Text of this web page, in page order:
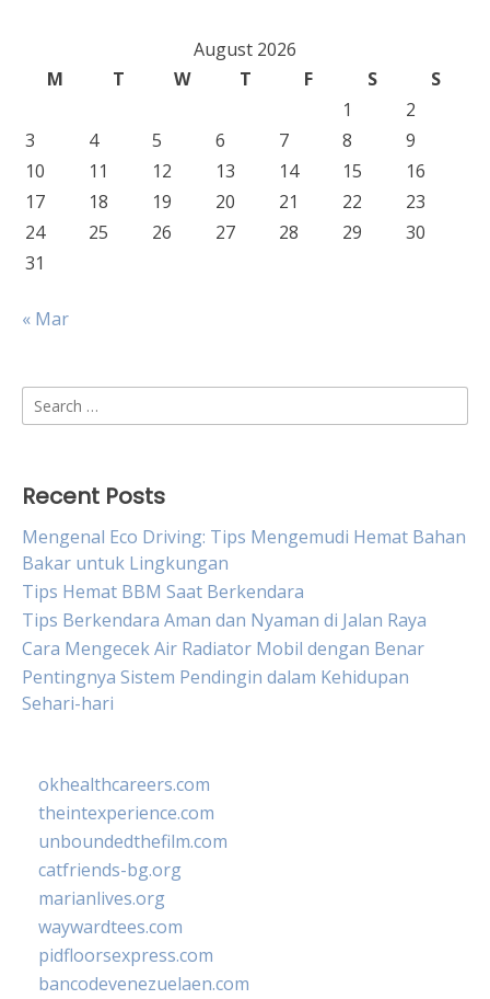
August 2026
M
T W T F S
S
1
2
3
4 5 6 7 8
9
10
11 12 13 14 15
16
17
18 19 20 21 22
23
24
25 26 27 28 29
30
31
« Mar
Search
for:
Recent Posts
Mengenal Eco Driving: Tips Mengemudi Hemat Bahan
Bakar untuk Lingkungan
Tips Hemat BBM Saat Berkendara
Tips Berkendara Aman dan Nyaman di Jalan Raya
Cara Mengecek Air Radiator Mobil dengan Benar
Pentingnya Sistem Pendingin dalam Kehidupan
Sehari-hari
okhealthcareers.com
theintexperience.com
unboundedthefilm.com
catfriends-bg.org
marianlives.org
waywardtees.com
pidfloorsexpress.com
bancodevenezuelaen.com